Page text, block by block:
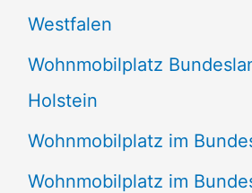
Westfalen
Wohnmobilplatz
Holstein
Wohnmobilplatz im
Wohnmobilplatz im